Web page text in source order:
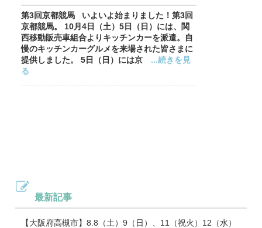
第3回京都競馬 いよいよ始まりました！第3回
京都競馬。 10月4日（土）5日（日）には、関
西移動販売車組合よりキッチンカーを派遣。自
慢のキッチンカーグルメを来場された皆さまに
提供しました。 5日（日）には京 ...続きを見
る
最新記事
【大阪府高槻市】8.8（土）9（日）、11（祝火）12（水）